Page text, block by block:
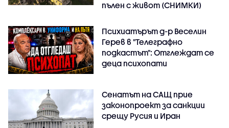
пълен с живот (СНИМКИ)
Психиатърът д-р Веселин
Герев в "Телеграфно
подкастът": Отглеждат се
деца психопати
Сенатът на САЩ прие
законопроект за санкции
срещу Русия и Иран